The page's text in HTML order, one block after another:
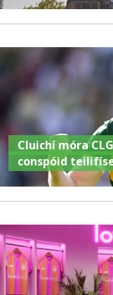
Cluichí móra
conspóid